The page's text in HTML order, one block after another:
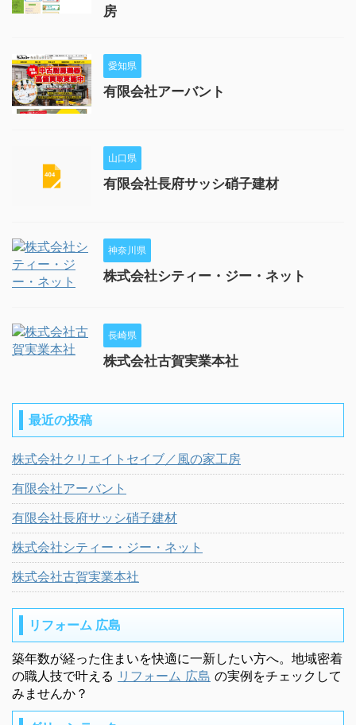
房
愛知県
有限会社アーバント
山口県
有限会社長府サッシ硝子建材
神奈川県
株式会社シティー・ジー・ネット
長崎県
株式会社古賀実業本社
最近の投稿
株式会社クリエイトセイブ／風の家工房
有限会社アーバント
有限会社長府サッシ硝子建材
株式会社シティー・ジー・ネット
株式会社古賀実業本社
リフォーム 広島
築年数が経った住まいを快適に一新したい方へ。地域密着
の職人技で叶える リフォーム 広島 の実例をチェックして
みませんか？